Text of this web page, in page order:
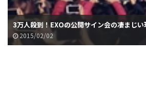
3万人殺到！EXOの公開サイン会の凄まじ
2015/02/02